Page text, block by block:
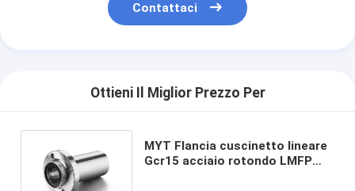
Contattaci
Ottieni Il Miglior Prezzo Per
MYT Flancia cuscinetto lineare
Gcr15 acciaio rotondo LMFP